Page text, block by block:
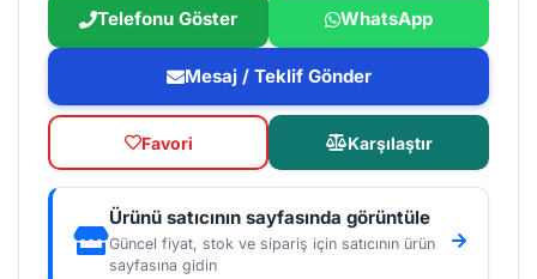
Telefonu Göster WhatsApp
Mesaj / Teklif Gönder
Favori Karşılaştır
Ürünü satıcının sayfasında görüntüle
Güncel fiyat, stok ve sipariş için satıcının ürün
sayfasına gidin